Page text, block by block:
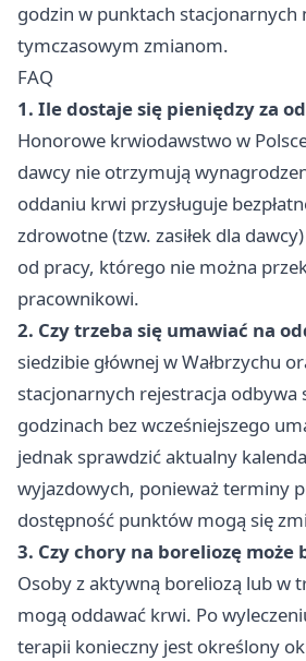
godzin w punktach stacjonarnych
tymczasowym zmianom.
FAQ
1. Ile dostaje się pieniędzy za
Honorowe krwiodawstwo w
dawcy nie otrzymują
oddaniu krwi przysługuje
zdrowotne (tzw. zasiłek dla
od pracy, którego nie można
pracownikowi.
2. Czy trzeba się umawiać na
siedzibie głównej w Wałbrzychu
stacjonarnych rejestracja odbywa
godzinach bez wcześniejszego
jednak sprawdzić aktualny
wyjazdowych, ponieważ terminy
dostępność punktów mogą się
3. Czy chory na boreliozę może
Osoby z aktywną boreliozą lub w
mogą oddawać krwi. Po
terapii konieczny jest określony